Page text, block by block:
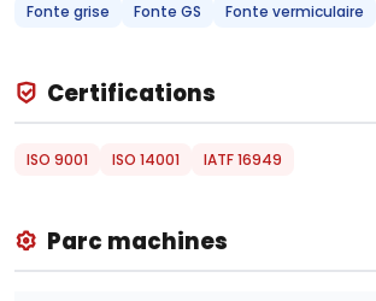
Fonte grise Fonte GS Fonte vermiculaire
Certifications
ISO 9001 ISO 14001 IATF 16949
Parc machines